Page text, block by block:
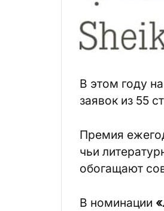
В этом году
заявок из 55
Премия
чьи
обогащают
В номинации